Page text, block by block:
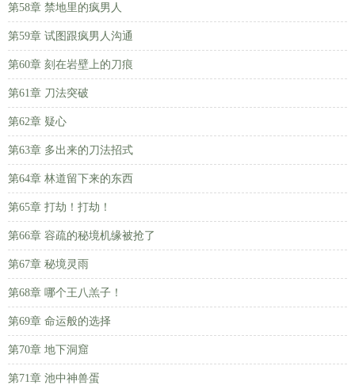
第58章 禁地里的疯男人
第59章 试图跟疯男人沟通
第60章 刻在岩壁上的刀痕
第61章 刀法突破
第62章 疑心
第63章 多出来的刀法招式
第64章 林道留下来的东西
第65章 打劫！打劫！
第66章 容疏的秘境机缘被抢了
第67章 秘境灵雨
第68章 哪个王八羔子！
第69章 命运般的选择
第70章 地下洞窟
第71章 池中神兽蛋